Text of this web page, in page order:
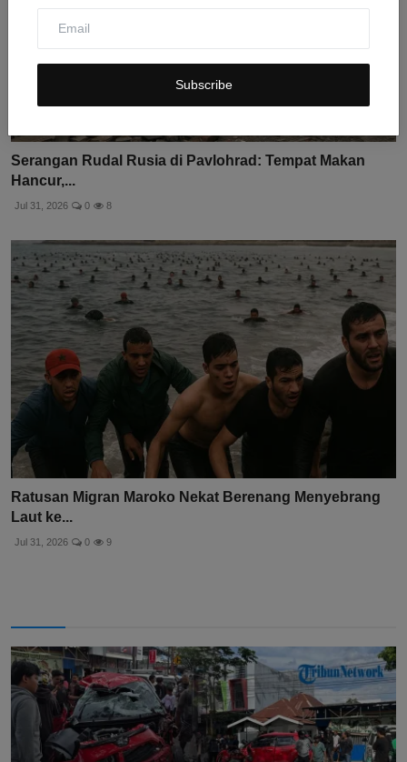
Subscribe
Serangan Rudal Rusia di Pavlohrad: Tempat Makan
Hancur,...
Jul 31, 2026 0 8
Ratusan Migran Maroko Nekat Berenang Menyebrang
Laut ke...
Jul 31, 2026 0 9